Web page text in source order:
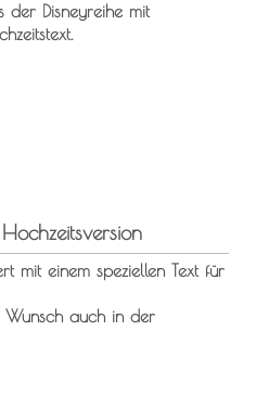
der Disneyreihe mit
mit einem speziellen Text für
auch in der